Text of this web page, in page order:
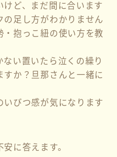
ど、まだ間に合います
足し方がわかりません
抱っこ紐の使い方を教
い置いたら泣くの繰り
か？旦那さんと一緒に
びつ感が気になります
に答えます。